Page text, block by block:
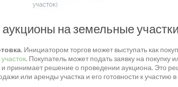
аукционы на земельные участки
. Инициатором торгов может выступать как
. Покупатель может подать заявку на
и принимает решение о проведении аукциона. Это
или аренды участка и его готовности к участию в